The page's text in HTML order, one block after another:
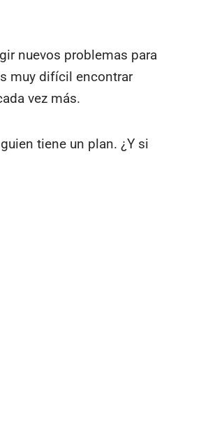
nuevos problemas para
muy difícil encontrar
vez más.
tiene un plan. ¿Y si